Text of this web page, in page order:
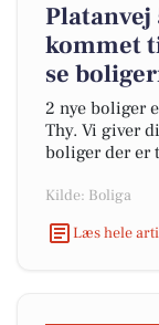
Platanvej
kommet
se
2 nye boliger
Thy. Vi giver
boliger der er
Kilde: Boliga
Læs hele